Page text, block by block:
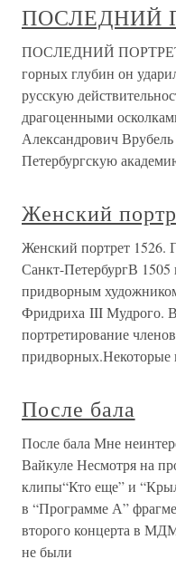
ПОСЛЕДНИЙ
ПОСЛЕДНИЙ ПОРТРЕТ В
горных глубин он
русскую
драгоценными
Александрович
Петербургскую
Женский
Женский портрет 1526.
Санкт-ПетербургВ 1505
придворным
Фридриха III Мудрого. В
портретирование
придворных.Некоторые
После бала
После бала Мне
Вайкуле Несмотря на
клипы“Кто еще” и
в “Программе А”
второго концерта в
не были